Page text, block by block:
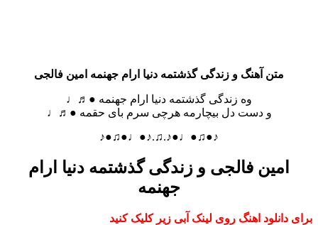
متن آهنگ و زندگی گذشتمه دنیا ارام جهنمه امین فالجی
وه زندگی گذشتمه دنیا ارام جهنمه ●♬♩
و دست دل بیچارمه هرچی سرم بای حقمه ●♬♩
♪●♫●♩●♪.♫.♪●♩●♫●♪
امین فالجی و زندگی گذشتمه دنیا ارام
جهنمه
برای دانلود اهنگ روی لینک آبی زیر کلیک کنید